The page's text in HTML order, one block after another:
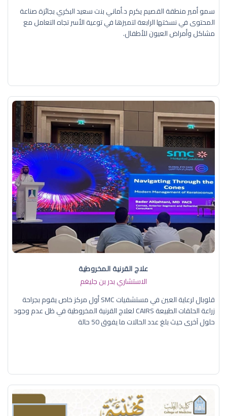
سمو أمير منطقة القصيم يكرم د.أماني بنت سعيد البكري بجائزة صناعة
المحتوى في نسختها الرابعة لتميزها في توعية الأسر تجاه التعامل مع
مشاكل وأمراض العيون للأطفال.
علاج القرنية المخروطية
الاستشاري بدر بن جليغم
قلوبال لرعاية العين في مستشفيات SMC أول مركز خاص يقوم بجراحة
زراعة الحلقات الطبيعة CAIRS لعلاج القرنية المخروطية في ظل عدم وجود
حلول آخرى حيث بلغ عدد الحالات ما يفوق 50 حالة